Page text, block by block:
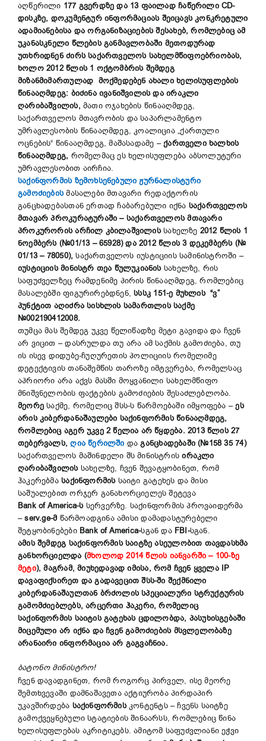
აღწერილი 177 გვერდზე და 13 ფაილად ჩაწერილიCD-
დისკზე, დოკუმენტურ ინფორმაციას შეიცავს კონკრეტული
ადამიანებისა და ორგანიზაციების შესახებ, რომლებიც ამ
უკანასკნელი წლების განმავლობაში მეთოდურად
უთხრიდნენ ძირს საქართველოს სახელმწიფოებრიობას,
ხოლო 2012 წლის 1 ოქტომბრის შემდეგ
მიზანმიმართულად მოქმედებენ ახალი ხელისუფლების
წინააღმდეგ: ბიძინა ივანიშვილის და ირაკლი
ღარიბაშვილის, მათი ოჯახების წინააღმდეგ,
საქართველოს მთავრობის და საპარლამენტო
უმრავლესობის წინააღმდეგ, კოალიცია „ქართული
ოცნების“ წინააღმდეგ, მაშასადამე –ქართველი ხალხის
წინააღმდეგ, რომელმაც ეს ხელისუფლება აბსოლუტური
უმრავლესობით აირჩია.
საქინფორმის ზემოხსენებული ჟურნალისტური
გამოძიებისმასალები მთავარი რედაქტორის
განცხადებასთან ერთად ჩაბარებული იქნა საქართველოს
მთავარ პროკურატურაში – საქართველოს მთავარი
პროკურორის არჩილ კბილაშვილისსახელზე 2012 წლის 1
ნოემბერს (№01/13 – 65928) და 2012 წლის 3 დეკემბერს (№
01/13 – 78050), საქართველოს იუსტიციის სამინისტროში –
იუსტიციის მინისტრ თეა წულუკიანისსახელზე, რის
საფუძველზეც რამდენიმე პირის წინააღმდეგ, რომლებიც
მასალებში ფიგურირებდნენ, სსსკ 151-ე მუხლის “ვ”
პუნქტით აღიძრა სისხლის სამართლის საქმე
№002190412008.
თუმცა მას შემდეგ უკვე წელიწადზე მეტი გავიდა და ჩვენ
არ ვიცით – დასრულდა თუ არა ამ საქმის გამოძიება, თუ
ის ისევ დიდუბე-ჩუღურეთის პოლიციის რომელიმე
დეტექტივის თანაშემწის თაროზე იმტვერება, რომელსაც
აპრიორი არა აქვს მასში მოყვანილი სახელმწიფო
მნიშვნელობის ფაქტების გამოძიების შესაძლებლობა.
მეორე საქმე, რომელიც შსს-ს წარმოებაში იმყოფება –ეს
არის კიბერდანაშაულები საქინფორმის წინააღმდეგ,
რომლებიც აგერ უკვე 2 წელია არ წყდება. 2013 წლის 27
თებერვალს,ღია წერილში და განცხადებაში(№158 35 74)
საქართველოს მაშინდელი შს მინისტრისირაკლი
ღარიბაშვილისსახელზე, ჩვენ შევატყობინეთ, რომ
ჰაკერებმასაქინფორმისსაიტი გატეხეს და მისი
საშუალებით ორჯერ განახორციელეს შეტევა
Bank of America-ს სერვერზე. საქინფორმის პროვაიდერმა
–serv.ge-მ წარმოადგინა ამისი დამადასტურებელი
შეტყობინებები Bank of America-სგან და FBI-სგან.
ამის შემდეგ საქინფორმის საიტზე ასეულობით თავდასხმა
განხორციელდა (მხოლოდ 2014 წლის იანვარში – 100-ზე
მეტი), მაგრამ, მიუხედავად იმისა, რომ ჩვენ ყველა IP
დავაფიქსირეთ და გადავეცით შსს-ში შექმნილი
კიბერდანაშაულთან ბრძოლის სპეციალური სტრუქტურის
გამომძიებლებს, არცერთი ჰაკერი, რომელიც
საქინფორმის საიტის გატეხას ცდილობდა, პასუხისგებაში
მიცემული არ იქნა და ჩვენ გამოძიების მსვლელობაზე
არანაირი ინფორმაცია არ გაგვაჩნია.
ბატონო მინისტრო!
ჩვენ დავადგინეთ, რომ როგორც პირველ, ისე მეორე
შემთხვევაში დამნაშავეთა აქტიურობა პირდაპირ
უკავშირდება საქინფორმისკონტენტს – ჩვენს საიტზე
გამოქვეყნებული სტატიების შინაარსს, რომლებიც წინა
ხელისუფლებას აკრიტიკებს. ამიტომ საფუძვლიანი ეჭვი